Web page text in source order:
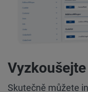
Skutečně můžete